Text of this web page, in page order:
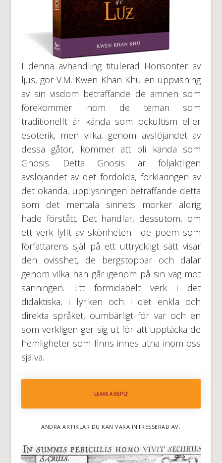
I denna avhandling titulerad Horisonter av
ljus, gör V.M. Kwen Khan Khu en uppvisning
av sin visdom beträffande de ämnen som
förekommer inom de teman som
traditionellt är kända som ockultism eller
esoterik, men vilka, genom avslöjandet av
dessa gåtor, kommer att bli kända som
Gnosis. Detta Gnosis är följaktligen
avslöjandet av det fördolda, förklaringen av
det okända, upplysningen beträffande detta
som det mentala sinnets mörker aldrig
hade förstått. Det handlar, dessutom, om
ett verk fyllt av skönheten i de poem som
författarens själ på ett uttryckligt sätt visar
den ovisshet, de bergstoppar och dalar
genom vilka han går igenom på sin väg mot
sanningen. Ett formidabelt verk i det
didaktiska, i lyriken och i det enkla och
direkta språket, oumbärligt för var och en
som verkligen ger sig ut för att upptäcka de
hemligheter som finns inneslutna inom oss
själva.
LEAVE A REPLY
ANDRA ARTIKLAR DU KAN VARA INTRESSERAD AV: